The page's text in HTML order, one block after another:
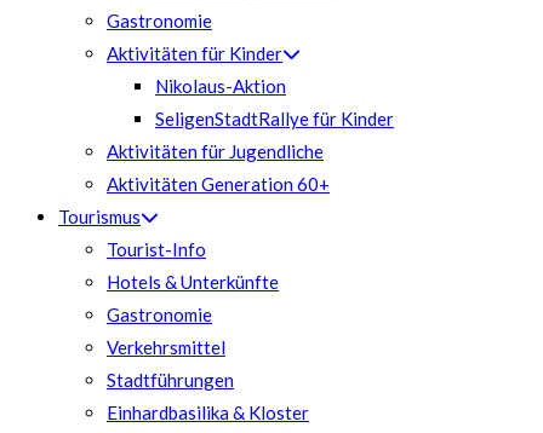
Gastronomie
Aktivitäten für Kinder
Nikolaus-Aktion
SeligenStadtRallye für Kinder
Aktivitäten für Jugendliche
Aktivitäten Generation 60+
Tourismus
Tourist-Info
Hotels & Unterkünfte
Gastronomie
Verkehrsmittel
Stadtführungen
Einhardbasilika & Kloster